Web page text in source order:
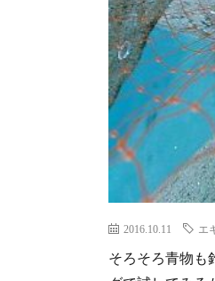
2016.10.11 エ
そろそろ青物も